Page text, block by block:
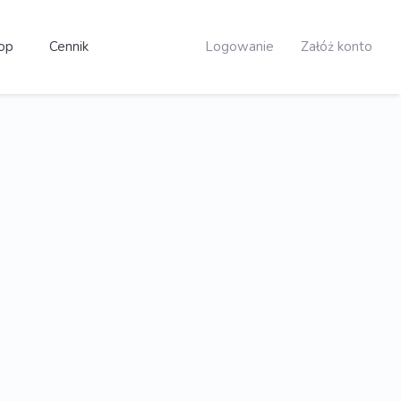
Cennik Logowanie Załóż konto